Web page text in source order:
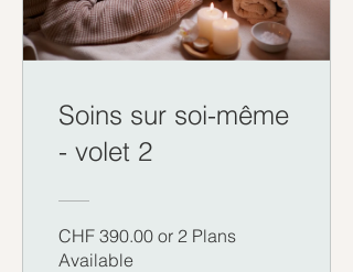
Soins sur soi-même
- volet 2
CHF 390.00 or 2 Plans
Available